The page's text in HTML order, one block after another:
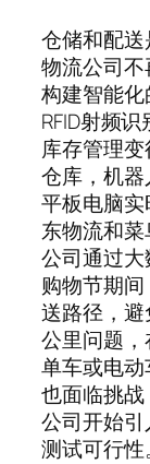
仓储和配
物流公司
构建智能化
RFID射频
库存管理
仓库，机
平板电脑
东物流和
公司通过
购物节期
送路径，
公里问题
单车或电
也面临挑
公司开始
测试可行性。